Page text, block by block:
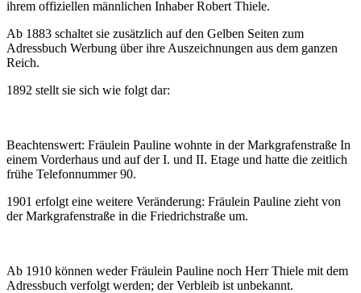
ihrem offiziellen männlichen Inhaber Robert Thiele.
Ab 1883 schaltet sie zusätzlich auf den Gelben Seiten zum
Adressbuch Werbung über ihre Auszeichnungen aus dem ganzen
Reich.
1892 stellt sie sich wie folgt dar:
Beachtenswert: Fräulein Pauline wohnte in der Markgrafenstraße In
einem Vorderhaus und auf der I. und II. Etage und hatte die zeitlich
frühe Telefonnummer 90.
1901 erfolgt eine weitere Veränderung: Fräulein Pauline zieht von
der Markgrafenstraße in die Friedrichstraße um.
Ab 1910 können weder Fräulein Pauline noch Herr Thiele mit dem
Adressbuch verfolgt werden; der Verbleib ist unbekannt.